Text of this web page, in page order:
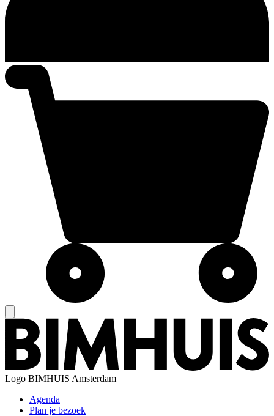
Logo BIMHUIS Amsterdam
Agenda
Plan je bezoek